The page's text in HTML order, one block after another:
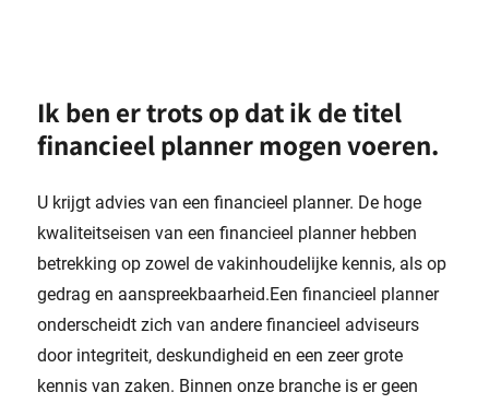
Ik ben er trots op dat ik de titel
financieel planner mogen voeren.
U krijgt advies van een financieel planner. De hoge
kwaliteitseisen van een financieel planner hebben
betrekking op zowel de vakinhoudelijke kennis, als op
gedrag en aanspreekbaarheid.Een financieel planner
onderscheidt zich van andere financieel adviseurs
door integriteit, deskundigheid en een zeer grote
kennis van zaken. Binnen onze branche is er geen